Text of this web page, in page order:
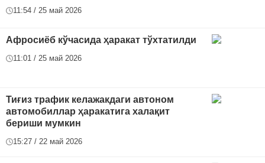
11:54 / 25 май 2026
Афросиёб кўчасида ҳаракат тўхтатилди
11:01 / 25 май 2026
Тиғиз трафик келажакдаги автоном
автомобиллар ҳаракатига халақит
бериши мумкин
15:27 / 22 май 2026